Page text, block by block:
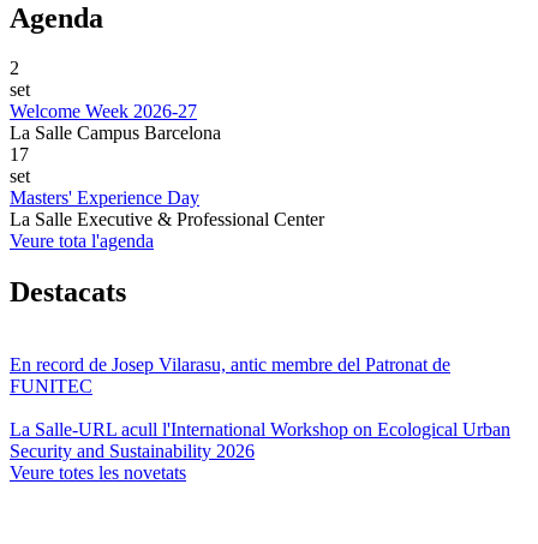
Agenda
2
set
Welcome Week 2026-27
La Salle Campus Barcelona
17
set
Masters' Experience Day
La Salle Executive & Professional Center
Veure tota l'agenda
Destacats
En record de Josep Vilarasu, antic membre del Patronat de
FUNITEC
La Salle-URL acull l'International Workshop on Ecological Urban
Security and Sustainability 2026
Veure totes les novetats